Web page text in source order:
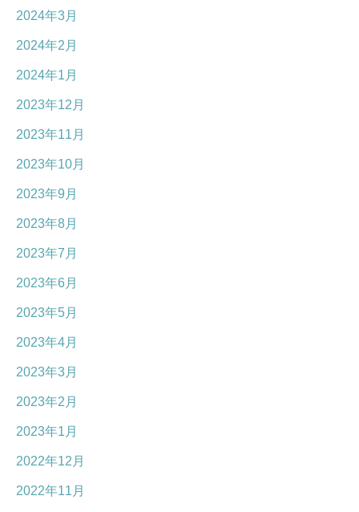
2024年3月
2024年2月
2024年1月
2023年12月
2023年11月
2023年10月
2023年9月
2023年8月
2023年7月
2023年6月
2023年5月
2023年4月
2023年3月
2023年2月
2023年1月
2022年12月
2022年11月